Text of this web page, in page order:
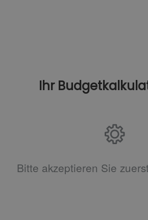
Ihr
Bitte akzeptieren Sie